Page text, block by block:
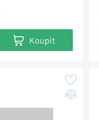
Koupit